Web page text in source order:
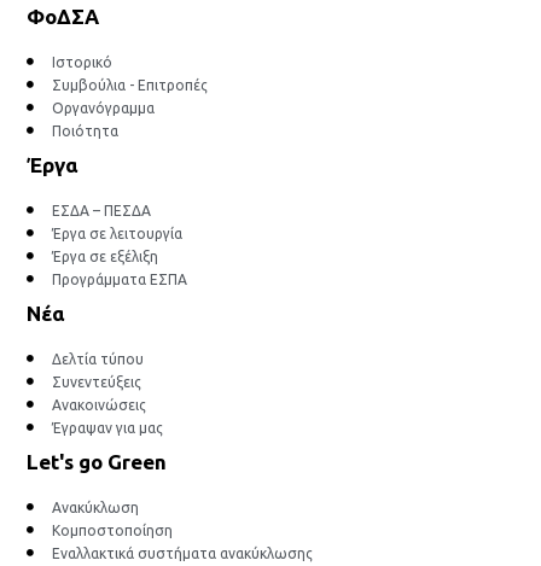
ΦοΔΣΑ
Ιστορικό
Συμβούλια - Επιτροπές
Οργανόγραμμα
Ποιότητα
Έργα
ΕΣΔΑ – ΠΕΣΔΑ
Έργα σε λειτουργία
Έργα σε εξέλιξη
Προγράμματα ΕΣΠΑ
Νέα
Δελτία τύπου
Συνεντεύξεις
Ανακοινώσεις
Έγραψαν για μας
Let's go Green
Ανακύκλωση
Κομποστοποίηση
Εναλλακτικά συστήματα ανακύκλωσης